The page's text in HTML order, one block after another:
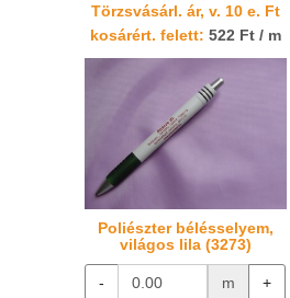
Törzsvásárl. ár, v. 10 e. Ft
kosárért. felett: 522 Ft / m
Poliészter bélésselyem,
világos lila (3273)
- m +